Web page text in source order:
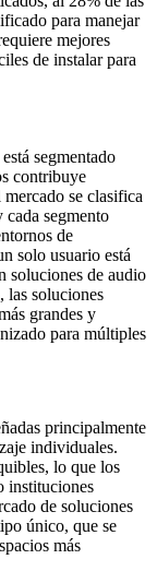
para manejar
mejores
de instalar para
segmentado
contribuye
se clasifica
segmento
de
solo usuario está
soluciones de audio
las soluciones
grandes y
para múltiples
principalmente
individuales.
lo que los
instituciones
de soluciones
único, que se
más